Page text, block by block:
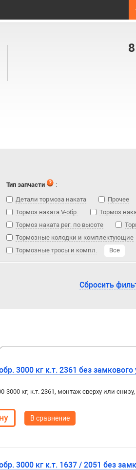
Тип запчасти
:
Детали тормоза наката
Прочее
Тормоз наката V-обр.
Тормоз
Тормоз наката рег. по высоте
Тормозные колодки и комплектующие
Тормозные тросы и компл.
Все
Сбросить
3000 кг к.т. 2361 без замкового
3000 кг, к.т. 2361, монтаж сверху или
В сравнение
3000 кг к.т. 1637 / 2051 без